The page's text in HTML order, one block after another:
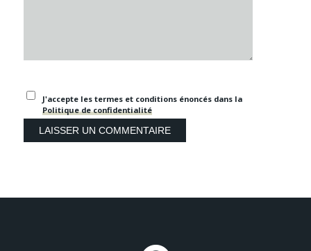
J'accepte les termes et conditions énoncés dans la
Politique de confidentialité